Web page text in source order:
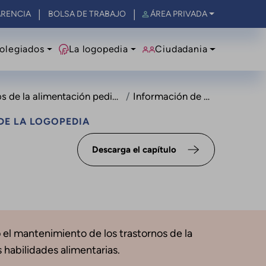
BOLSA DE TRABAJO ÁREA PRIVADA
La logopedia Ciudadania
la alimentación pediátricos Información de alta
LA LOGOPEDIA
Descarga el capítulo
mantenimiento de los trastornos de la
alimentarias.